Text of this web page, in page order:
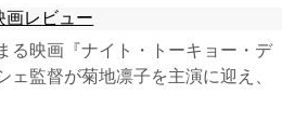
画レビュー
る映画『ナイト・トーキョー・デ
監督が菊地凛子を主演に迎え、